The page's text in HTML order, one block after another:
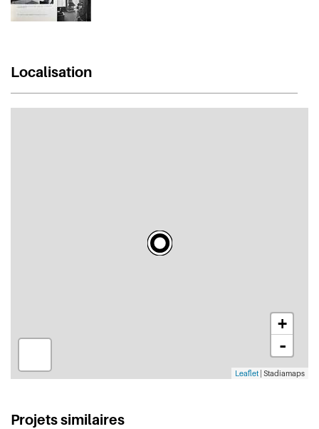
Localisation
+
-
Leaflet | Stadiamaps
Projets similaires